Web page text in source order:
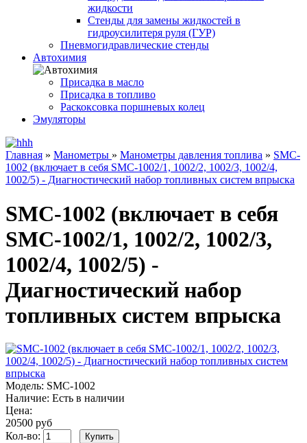
жидкости
Стенды для замены жидкостей в
гидроусилитеря руля (ГУР)
Пневмогидравлические стенды
Автохимия
Присадка в масло
Присадка в топливо
Раскоксовка поршневых колец
Эмуляторы
Главная » Манометры » Манометры давления топлива » SMC-
1002 (включает в себя SMC-1002/1, 1002/2, 1002/3, 1002/4,
1002/5) - Диагностический набор топливных систем впрыска
SMC-1002 (включает в себя
SMC-1002/1, 1002/2, 1002/3,
1002/4, 1002/5) -
Диагностический набор
топливных систем впрыска
Модель: SMC-1002
Наличие: Есть в наличии
Цена:
20500 руб
Кол-во: